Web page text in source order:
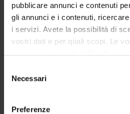
pubblicare annunci e contenuti
gli annunci e i contenuti,
i servizi. Avete la possibilità di
vostri dati e per quali scopi. Le
privacy sono applicabili solo su
modificare o revocare il proprio
momento dalla Dichiarazione
delNecessari
Preferenze
Tiziana Pandolfini
Professore associato
Annalisa Polverari